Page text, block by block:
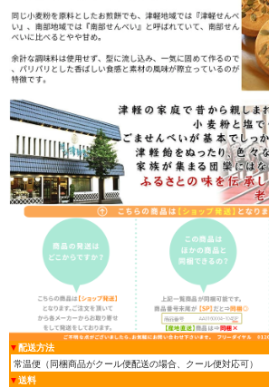
▼配送方法
常温便（同梱商品がクール便配送の場合、クール便対応可）
▼送料